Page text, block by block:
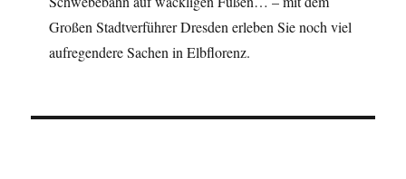
Großen Stadtverführer Dresden erleben Sie noch viel
aufregendere Sachen in Elbflorenz.